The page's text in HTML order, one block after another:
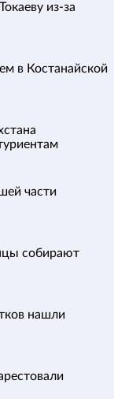
из-за
в Костанайской
части
собирают
нашли